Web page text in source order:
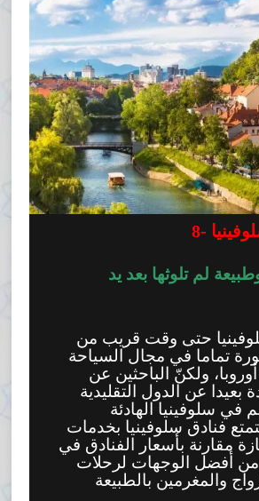
8-
لم تلوثها بعد يد
حتى وقت قريب من
تماما في مجال السياحة
ولكنّ الباحثين عن
عن الدول التقليدية
في سلوفينيا الهادئة
فنادق سلوفينيا بخدمات
مقارنة بأسعار الفنادق في
من أفضل الوجهات لرحلات
والمغرمين بالطبيعة